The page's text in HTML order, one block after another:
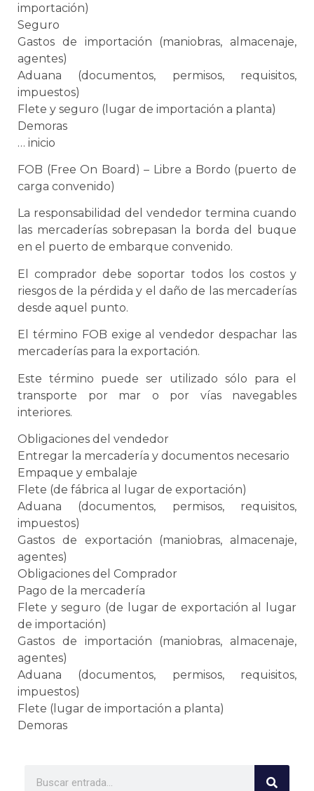
importación)
Seguro
Gastos de importación (maniobras, almacenaje,
agentes)
Aduana (documentos, permisos, requisitos,
impuestos)
Flete y seguro (lugar de importación a planta)
Demoras
… inicio
FOB (Free On Board) – Libre a Bordo (puerto de
carga convenido)
La responsabilidad del vendedor termina cuando
las mercaderías sobrepasan la borda del buque
en el puerto de embarque convenido.
El comprador debe soportar todos los costos y
riesgos de la pérdida y el daño de las mercaderías
desde aquel punto.
El término FOB exige al vendedor despachar las
mercaderías para la exportación.
Este término puede ser utilizado sólo para el
transporte por mar o por vías navegables
interiores.
Obligaciones del vendedor
Entregar la mercadería y documentos necesario
Empaque y embalaje
Flete (de fábrica al lugar de exportación)
Aduana (documentos, permisos, requisitos,
impuestos)
Gastos de exportación (maniobras, almacenaje,
agentes)
Obligaciones del Comprador
Pago de la mercadería
Flete y seguro (de lugar de exportación al lugar
de importación)
Gastos de importación (maniobras, almacenaje,
agentes)
Aduana (documentos, permisos, requisitos,
impuestos)
Flete (lugar de importación a planta)
Demoras